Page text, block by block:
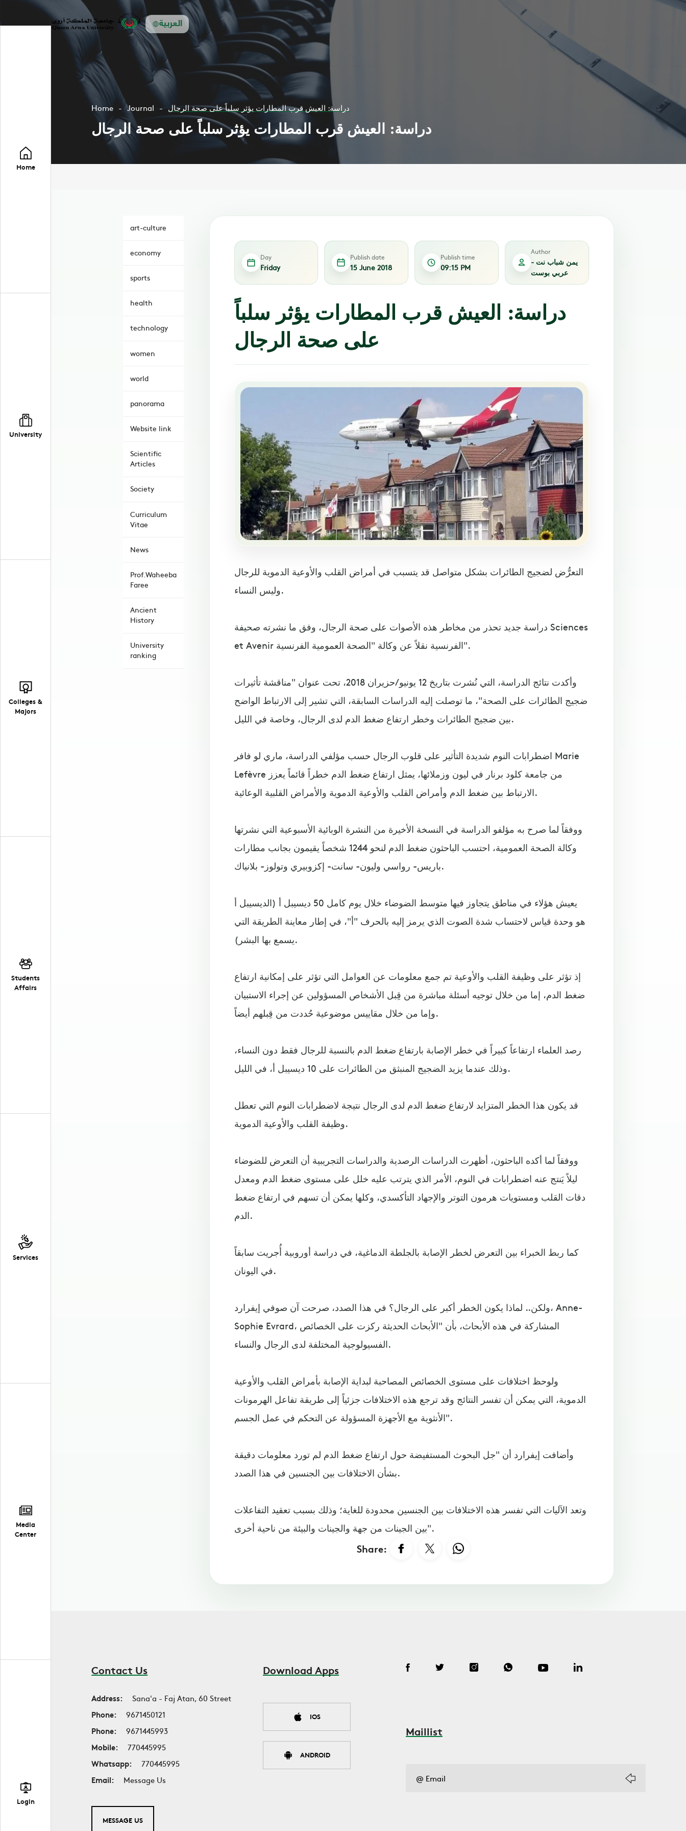
العربية
Home
University
Colleges &
Majors
Students
Affairs
Services
Media
Center
Login
Home Journal دراسة: العيش قرب المطارات يؤثر سلباً على صحة الرجال
دراسة: العيش قرب المطارات يؤثر سلباً على صحة الرجال
art-culture
economy
sports
health
technology
women
world
panorama
Website link
Scientific
Articles
Society
Curriculum
Vitae
News
Prof.Waheeba
Faree
Ancient
History
University
ranking
Day
Friday
Publish date
15 June 2018
Publish time
09:15 PM
Author
يمن شباب نت -
عربي بوست
دراسة: العيش قرب المطارات يؤثر سلباً
على صحة الرجال
التعرُّض لضجيج الطائرات بشكل متواصل قد يتسبب في أمراض القلب والأوعية الدموية للرجال
وليس النساء.
دراسة جديد تحذر من مخاطر هذه الأصوات على صحة الرجال، وفق ما نشرته صحيفة Sciences
et Avenir الفرنسية نقلاً عن وكالة "الصحة العمومية الفرنسية".
وأكدت نتائج الدراسة، التي نُشرت بتاريخ 12 يونيو/حزيران 2018، تحت عنوان "مناقشة تأثيرات
ضجيج الطائرات على الصحة"، ما توصلت إليه الدراسات السابقة، التي تشير إلى الارتباط الواضح
بين ضجيج الطائرات وخطر ارتفاع ضغط الدم لدى الرجال، وخاصة في الليل.
اضطرابات النوم شديدة التأثير على قلوب الرجال حسب مؤلفي الدراسة، ماري لو فافر Marie
Lefèvre من جامعة كلود برنار في ليون وزملائها، يمثل ارتفاع ضغط الدم خطراً قائماً يعزز
الارتباط بين ضغط الدم وأمراض القلب والأوعية الدموية والأمراض القلبية الوعائية.
ووفقاً لما صرح به مؤلفو الدراسة في النسخة الأخيرة من النشرة الوبائية الأسبوعية التي نشرتها
وكالة الصحة العمومية، احتسب الباحثون ضغط الدم لنحو 1244 شخصاً يقيمون بجانب مطارات
باريس- رواسي وليون- سانت- إكزوبيري وتولوز- بلانياك.
يعيش هؤلاء في مناطق يتجاوز فيها متوسط الضوضاء خلال يوم كامل 50 ديسيبل أ (الديسيبل أ
هو وحدة قياس لاحتساب شدة الصوت الذي يرمز إليه بالحرف "أ"، في إطار معاينة الطريقة التي
يسمع بها البشر).
إذ تؤثر على وظيفة القلب والأوعية تم جمع معلومات عن العوامل التي تؤثر على إمكانية ارتفاع
ضغط الدم، إما من خلال توجيه أسئلة مباشرة من قِبل الأشخاص المسؤولين عن إجراء الاستبيان
وإما من خلال مقاييس موضوعية حُددت من قِبلهم أيضاً.
رصد العلماء ارتفاعاً كبيراً في خطر الإصابة بارتفاع ضغط الدم بالنسبة للرجال فقط دون النساء،
وذلك عندما يزيد الضجيج المنبثق من الطائرات على 10 ديسيبل أ، في الليل.
قد يكون هذا الخطر المتزايد لارتفاع ضغط الدم لدى الرجال نتيجة لاضطرابات النوم التي تعطل
وظيفة القلب والأوعية الدموية.
ووفقاً لما أكده الباحثون، أظهرت الدراسات الرصدية والدراسات التجريبية أن التعرض للضوضاء
ليلاً يَنتج عنه اضطرابات في النوم، الأمر الذي يترتب عليه خلل على مستوى ضغط الدم ومعدل
دقات القلب ومستويات هرمون التوتر والإجهاد التأكسدي، وكلها يمكن أن تسهم في ارتفاع ضغط
الدم.
كما ربط الخبراء بين التعرض لخطر الإصابة بالجلطة الدماغية، في دراسة أوروبية أُجريت سابقاً
في اليونان.
ولكن.. لماذا يكون الخطر أكبر على الرجال؟ في هذا الصدد، صرحت آن صوفي إيفرارد، Anne-
Sophie Evrard، المشاركة في هذه الأبحاث، بأن "الأبحاث الحديثة ركزت على الخصائص
الفسيولوجية المختلفة لدى الرجال والنساء.
ولوحظ اختلافات على مستوى الخصائص المصاحبة لبداية الإصابة بأمراض القلب والأوعية
الدموية، التي يمكن أن تفسر النتائج وقد ترجع هذه الاختلافات جزئياً إلى طريقة تفاعل الهرمونات
الأنثوية مع الأجهزة المسؤولة عن التحكم في عمل الجسم".
وأضافت إيفرارد أن "جل البحوث المستفيضة حول ارتفاع ضغط الدم لم تورد معلومات دقيقة
بشأن الاختلافات بين الجنسين في هذا الصدد.
وتعد الآليات التي تفسر هذه الاختلافات بين الجنسين محدودة للغاية؛ وذلك بسبب تعقيد التفاعلات
بين الجينات من جهة والجينات والبيئة من ناحية أخرى".
Share:
Contact Us
Address:
Sana'a - Faj Atan, 60 Street
Phone:
9671450121
Phone:
9671445993
Mobile:
770445995
Whatsapp:
770445995
Email:
Message Us
MESSAGE US
Download Apps
IOS
ANDROID
Maillist